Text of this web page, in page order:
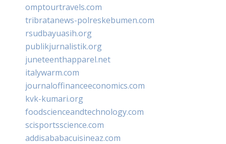
omptourtravels.com
tribratanews-polreskebumen.com
rsudbayuasih.org
publikjurnalistik.org
juneteenthapparel.net
italywarm.com
journaloffinanceeconomics.com
kvk-kumari.org
foodscienceandtechnology.com
scisportsscience.com
addisababacuisineaz.com